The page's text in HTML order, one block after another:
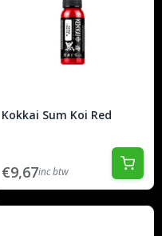
Kokkai Sum Koi Red
€9,67inc btw